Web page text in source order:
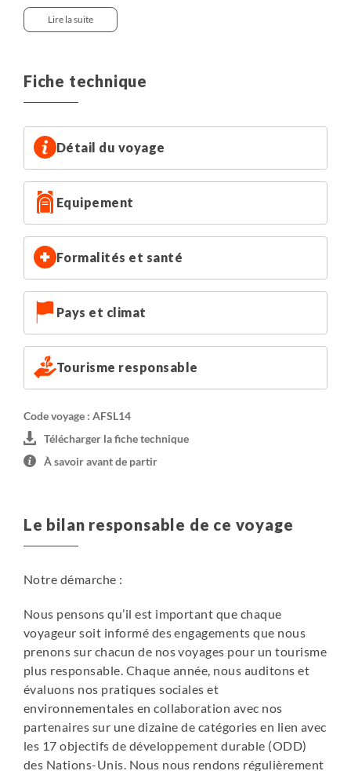
parc national du Kruger.
La plupart des camps du Kruger accueille une aire de
épicerie où vous trouverez des produits de base.
tous les repas et safaris (nous consulter).
Lire la suite
Fiche technique
Détail du voyage
Equipement
Formalités et santé
Pays et climat
Tourisme responsable
Code voyage : AFSL14
Télécharger la fiche technique
À savoir avant de partir
Le bilan responsable de ce voyage
Notre démarche :
Nous pensons qu’il est important que chaque
voyageur soit informé des engagements que nous
prenons sur chacun de nos voyages pour un tourisme
plus responsable. Chaque année, nous auditons et
évaluons nos pratiques sociales et
environnementales en collaboration avec nos
partenaires sur une dizaine de catégories en lien avec
les 17 objectifs de développement durable (ODD)
des Nations-Unis. Nous nous rendons régulièrement